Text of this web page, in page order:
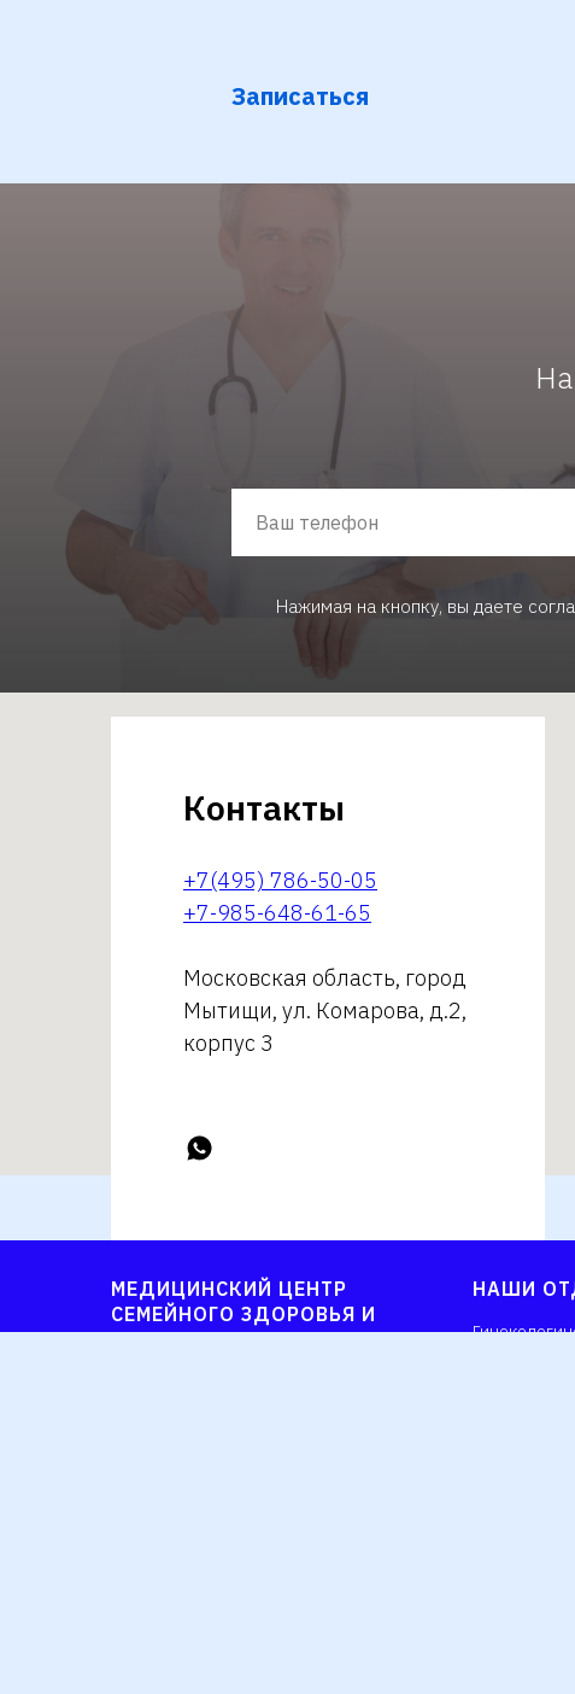
Записаться
Нажимая на кнопку, вы даете
Контакты
+7(495) 786-50-05
+7-985-648-61-65
Московская область, город
Мытищи, ул. Комарова, д.2,
корпус 3
МЕДИЦИНСКИЙ ЦЕНТР
СЕМЕЙНОГО ЗДОРОВЬЯ И
КРАСОТЫ
НАШИ